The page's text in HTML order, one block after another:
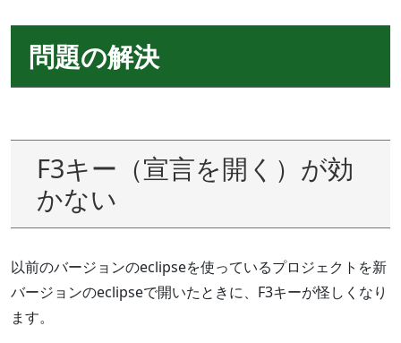
問題の解決
F3キー（宣言を開く）が効
かない
以前のバージョンのeclipseを使っているプロジェクトを新
バージョンのeclipseで開いたときに、F3キーが怪しくなり
ます。